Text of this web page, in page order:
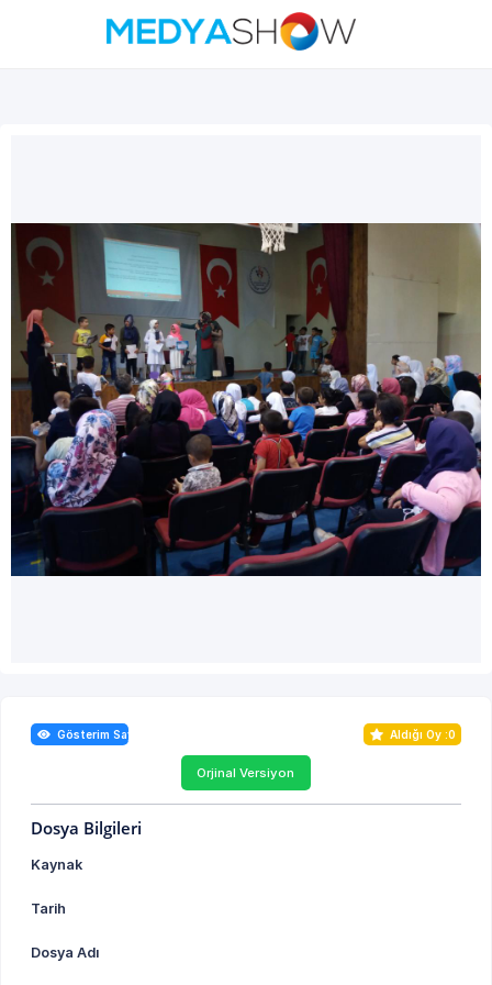
Gösterim Sayısı : 0 Aldığı Oy :0
Orjinal Versiyon
Dosya Bilgileri
Kaynak
Tarih
Dosya Adı